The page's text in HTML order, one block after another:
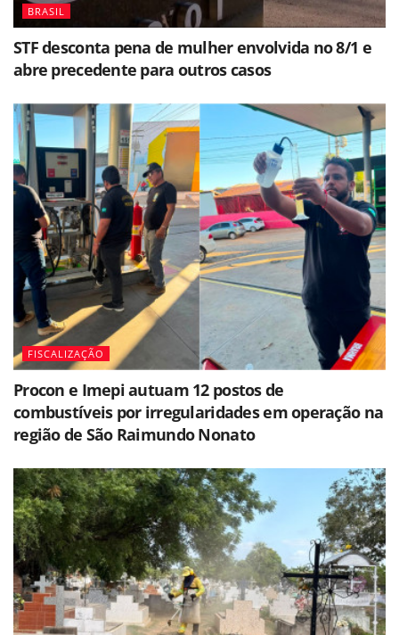
BRASIL
STF desconta pena de mulher envolvida no 8/1 e
abre precedente para outros casos
FISCALIZAÇÃO
Procon e Imepi autuam 12 postos de
combustíveis por irregularidades em operação na
região de São Raimundo Nonato